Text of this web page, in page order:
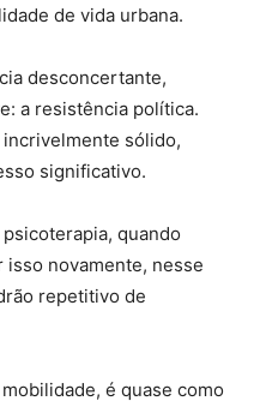
de vida urbana.
desconcertante,
a resistência política.
sólido,
significativo.
quando
isso novamente, nesse
repetitivo de
é quase como